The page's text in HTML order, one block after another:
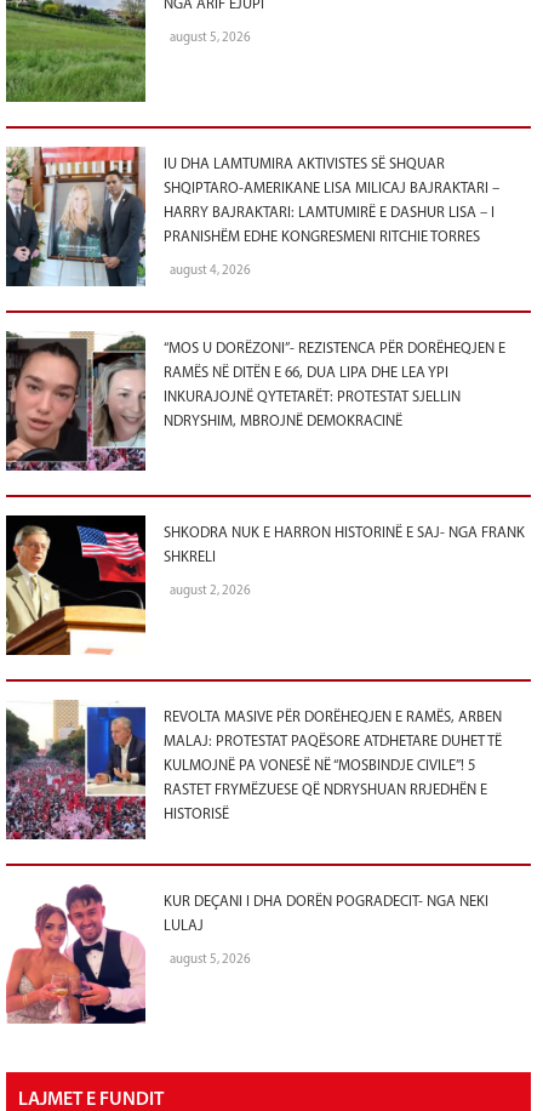
NGA ARIF EJUPI
august 5, 2026
IU DHA LAMTUMIRA AKTIVISTES SË SHQUAR
SHQIPTARO-AMERIKANE LISA MILICAJ BAJRAKTARI –
HARRY BAJRAKTARI: LAMTUMIRË E DASHUR LISA – I
PRANISHËM EDHE KONGRESMENI RITCHIE TORRES
august 4, 2026
“MOS U DORËZONI”- REZISTENCA PËR DORËHEQJEN E
RAMËS NË DITËN E 66, DUA LIPA DHE LEA YPI
INKURAJOJNË QYTETARËT: PROTESTAT SJELLIN
NDRYSHIM, MBROJNË DEMOKRACINË
SHKODRA NUK E HARRON HISTORINË E SAJ- NGA FRANK
SHKRELI
august 2, 2026
REVOLTA MASIVE PËR DORËHEQJEN E RAMËS, ARBEN
MALAJ: PROTESTAT PAQËSORE ATDHETARE DUHET TË
KULMOJNË PA VONESË NË “MOSBINDJE CIVILE”! 5
RASTET FRYMËZUESE QË NDRYSHUAN RRJEDHËN E
HISTORISË
KUR DEÇANI I DHA DORËN POGRADECIT- NGA NEKI
LULAJ
august 5, 2026
LAJMET E FUNDIT